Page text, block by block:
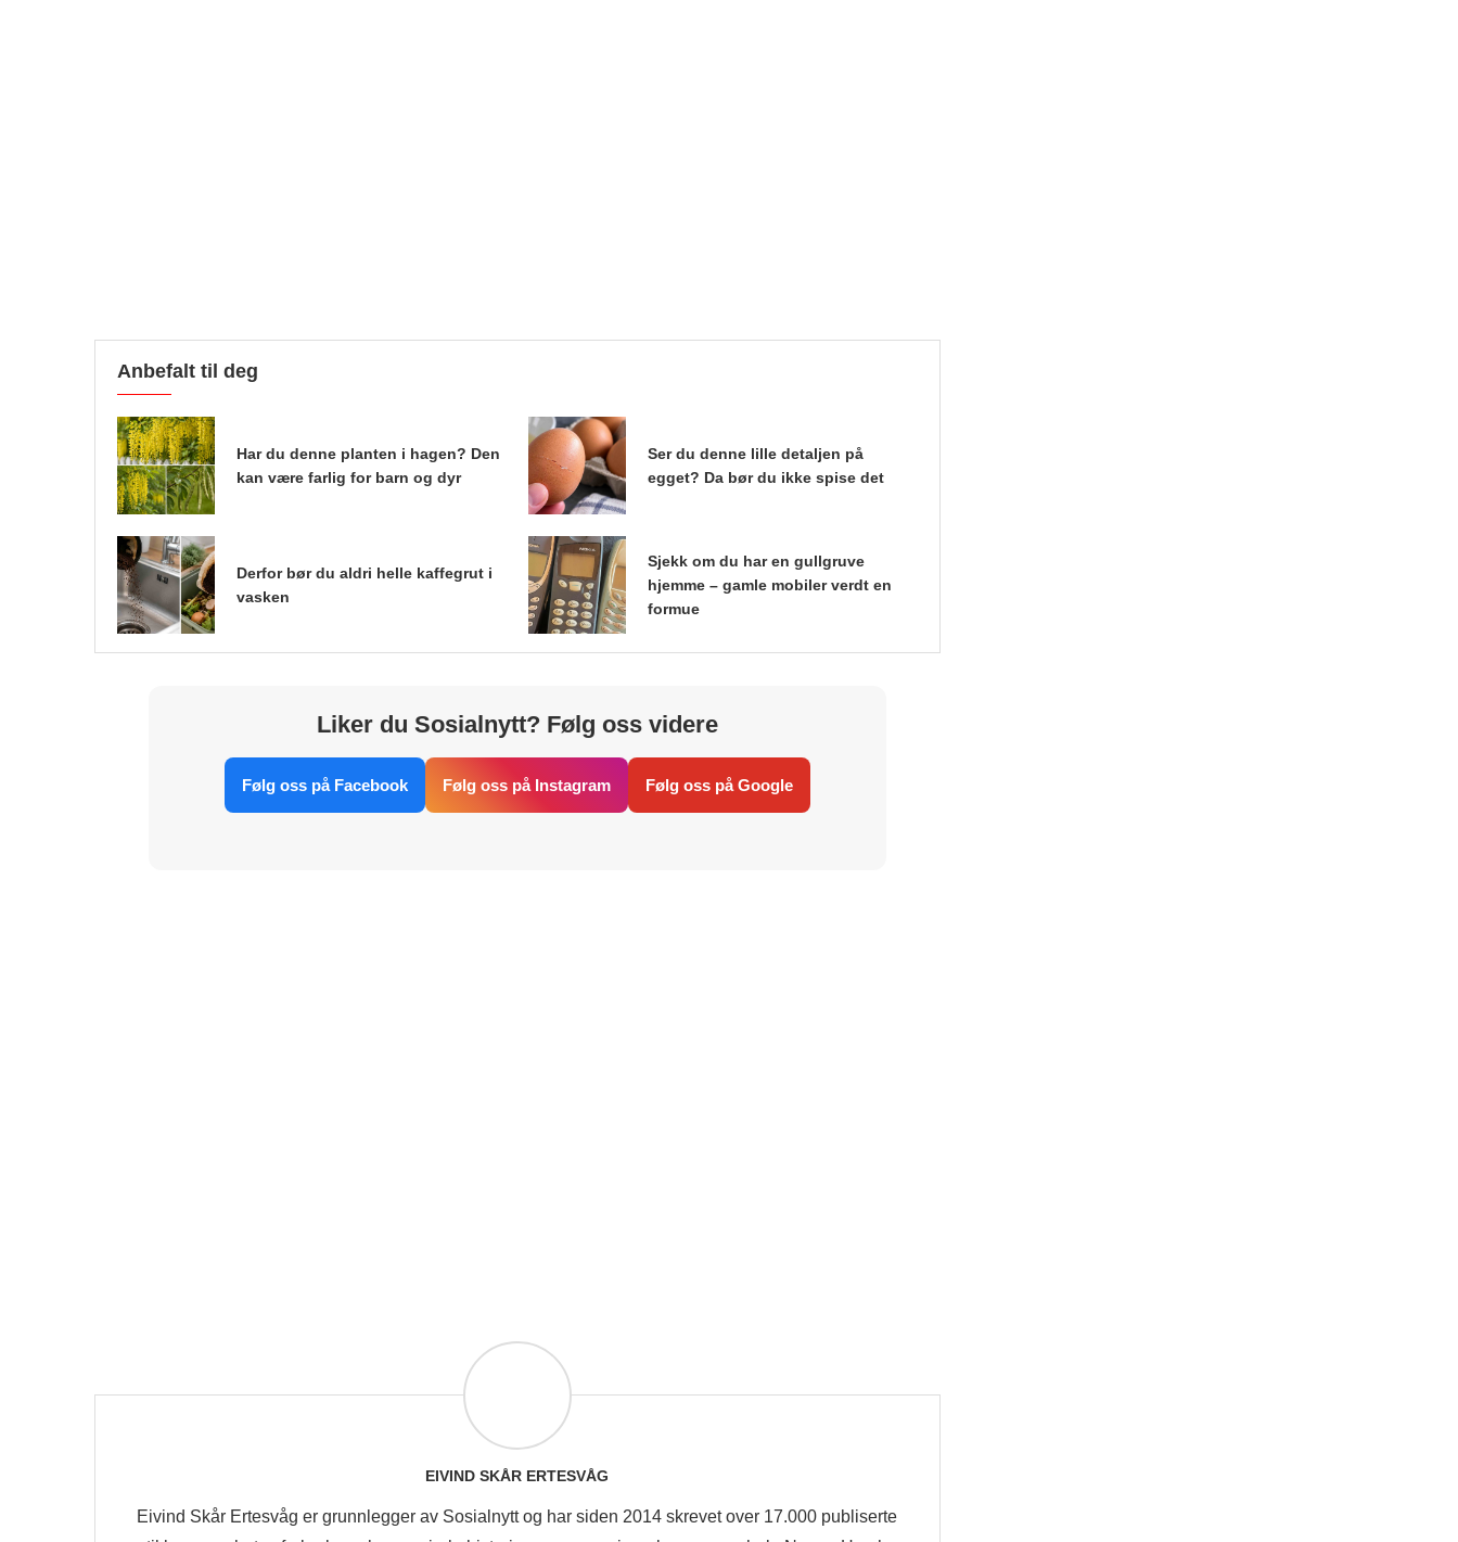
Anbefalt til deg
Har du denne planten i hagen? Den
kan være farlig for barn og dyr
Ser du denne lille detaljen på
egget? Da bør du ikke spise det
Derfor bør du aldri helle kaffegrut i
vasken
Sjekk om du har en gullgruve
hjemme – gamle mobiler verdt en
formue
Liker du Sosialnytt? Følg oss videre
Følg oss på Facebook Følg oss på Instagram Følg oss på Google
EIVIND SKÅR ERTESVÅG
Eivind Skår Ertesvåg er grunnlegger av Sosialnytt og har siden 2014 skrevet over 17.000 publiserte